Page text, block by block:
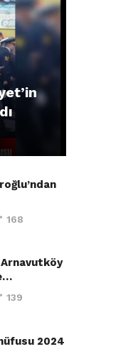
168
Arnavutköy
139
2024